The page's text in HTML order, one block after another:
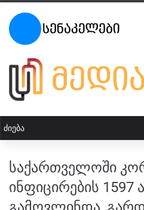
საქართველოში
ინფიცირების 1597